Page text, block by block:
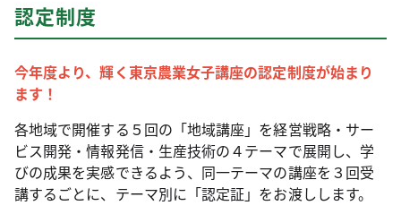
認定制度
今年度より、輝く東京農業女子講座の認定制度が始まり
ます！
各地域で開催する５回の「地域講座」を経営戦略・サー
ビス開発・情報発信・生産技術の４テーマで展開し、学
びの成果を実感できるよう、同一テーマの講座を３回受
講するごとに、テーマ別に「認定証」をお渡しします。